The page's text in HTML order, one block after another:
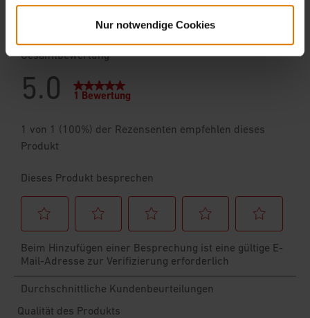
Nur notwendige Cookies